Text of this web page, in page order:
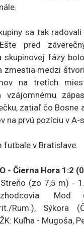
sa tak radovali
pred
skupinovej fázy
zmestia medzi
na tretích
vzájomnému
zatiaľ čo Bosne
na prvú pozíciu v A-
v Bratislave:
- Čierna Hora 1:2
(zo 7,5 m) - 1.
Mod
Rum.), Sýkora
Kuľha - Mugoša,